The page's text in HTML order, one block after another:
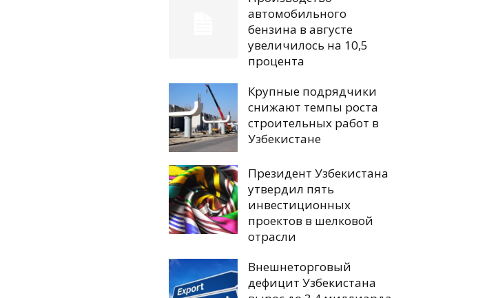
автомобильного
бензина в августе
увеличилось на 10,5
процента
Крупные подрядчики
снижают темпы роста
строительных работ в
Узбекистане
Президент Узбекистана
утвердил пять
инвестиционных
проектов в шелковой
отрасли
Внешнеторговый
дефицит Узбекистана